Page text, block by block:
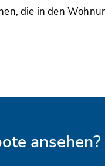
die in den
ansehen?